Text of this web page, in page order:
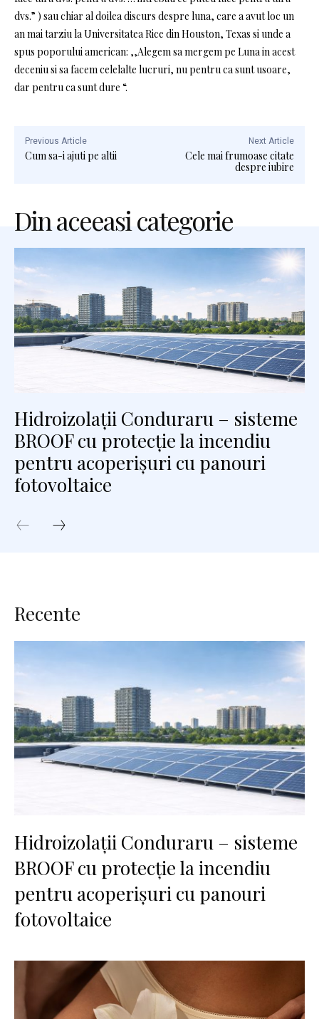
dvs.” ) sau chiar al doilea discurs despre luna, care a avut loc un
an mai tarziu la Universitatea Rice din Houston, Texas si unde a
spus poporului american: ,,Alegem sa mergem pe Luna in acest
deceniu si sa facem celelalte lucruri, nu pentru ca sunt usoare,
dar pentru ca sunt dure “.
Previous Article
Cum sa-i ajuti pe altii
Next Article
Cele mai frumoase citate
despre iubire
Din aceeasi categorie
Hidroizolații Conduraru – sisteme
BROOF cu protecție la incendiu
pentru acoperișuri cu panouri
fotovoltaice
Recente
Hidroizolații Conduraru – sisteme
BROOF cu protecție la incendiu
pentru acoperișuri cu panouri
fotovoltaice